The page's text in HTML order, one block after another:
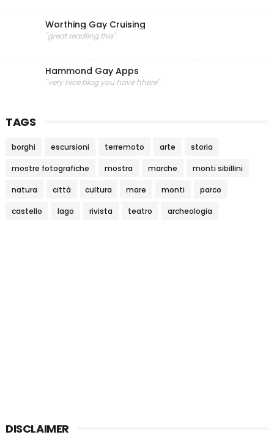
Worthing Gay Cruising
"great readiing this"
Hammond Gay Apps
"very nice blog you have hhere"
TAGS
borghi escursioni terremoto arte storia
mostre fotografiche mostra marche monti sibillini
natura città cultura mare monti parco
castello lago rivista teatro archeologia
DISCLAIMER